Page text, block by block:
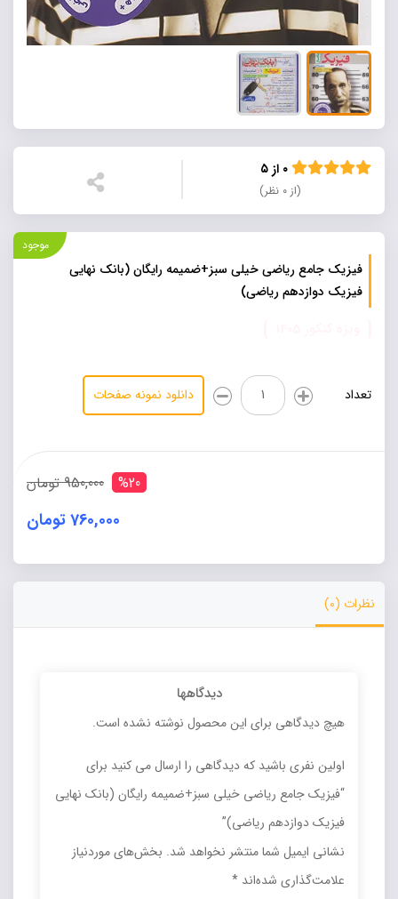
(از ۰ نظر)
فیزیک جامع ریاضی خیلی سبز+ضمیمه رایگان (بانک نهایی
فیزیک دوازدهم ریاضی)
موجود
تعداد
فیزیک
جامع
ریاضی
سبز+ضمیمه
ریاضی)
دانلود نمونه صفحات
%20 950,000 تومان
760,000 تومان
Alternative:
نظرات (0)
دیدگاهها
هیچ دیدگاهی برای این محصول نوشته نشده است.
اولین نفری باشید که دیدگاهی را ارسال می کنید برای
“فیزیک جامع ریاضی خیلی سبز+ضمیمه رایگان (بانک نهایی
فیزیک دوازدهم ریاضی)”
نشانی ایمیل شما منتشر نخواهد شد. بخش‌های موردنیاز
علامت‌گذاری شده‌اند *